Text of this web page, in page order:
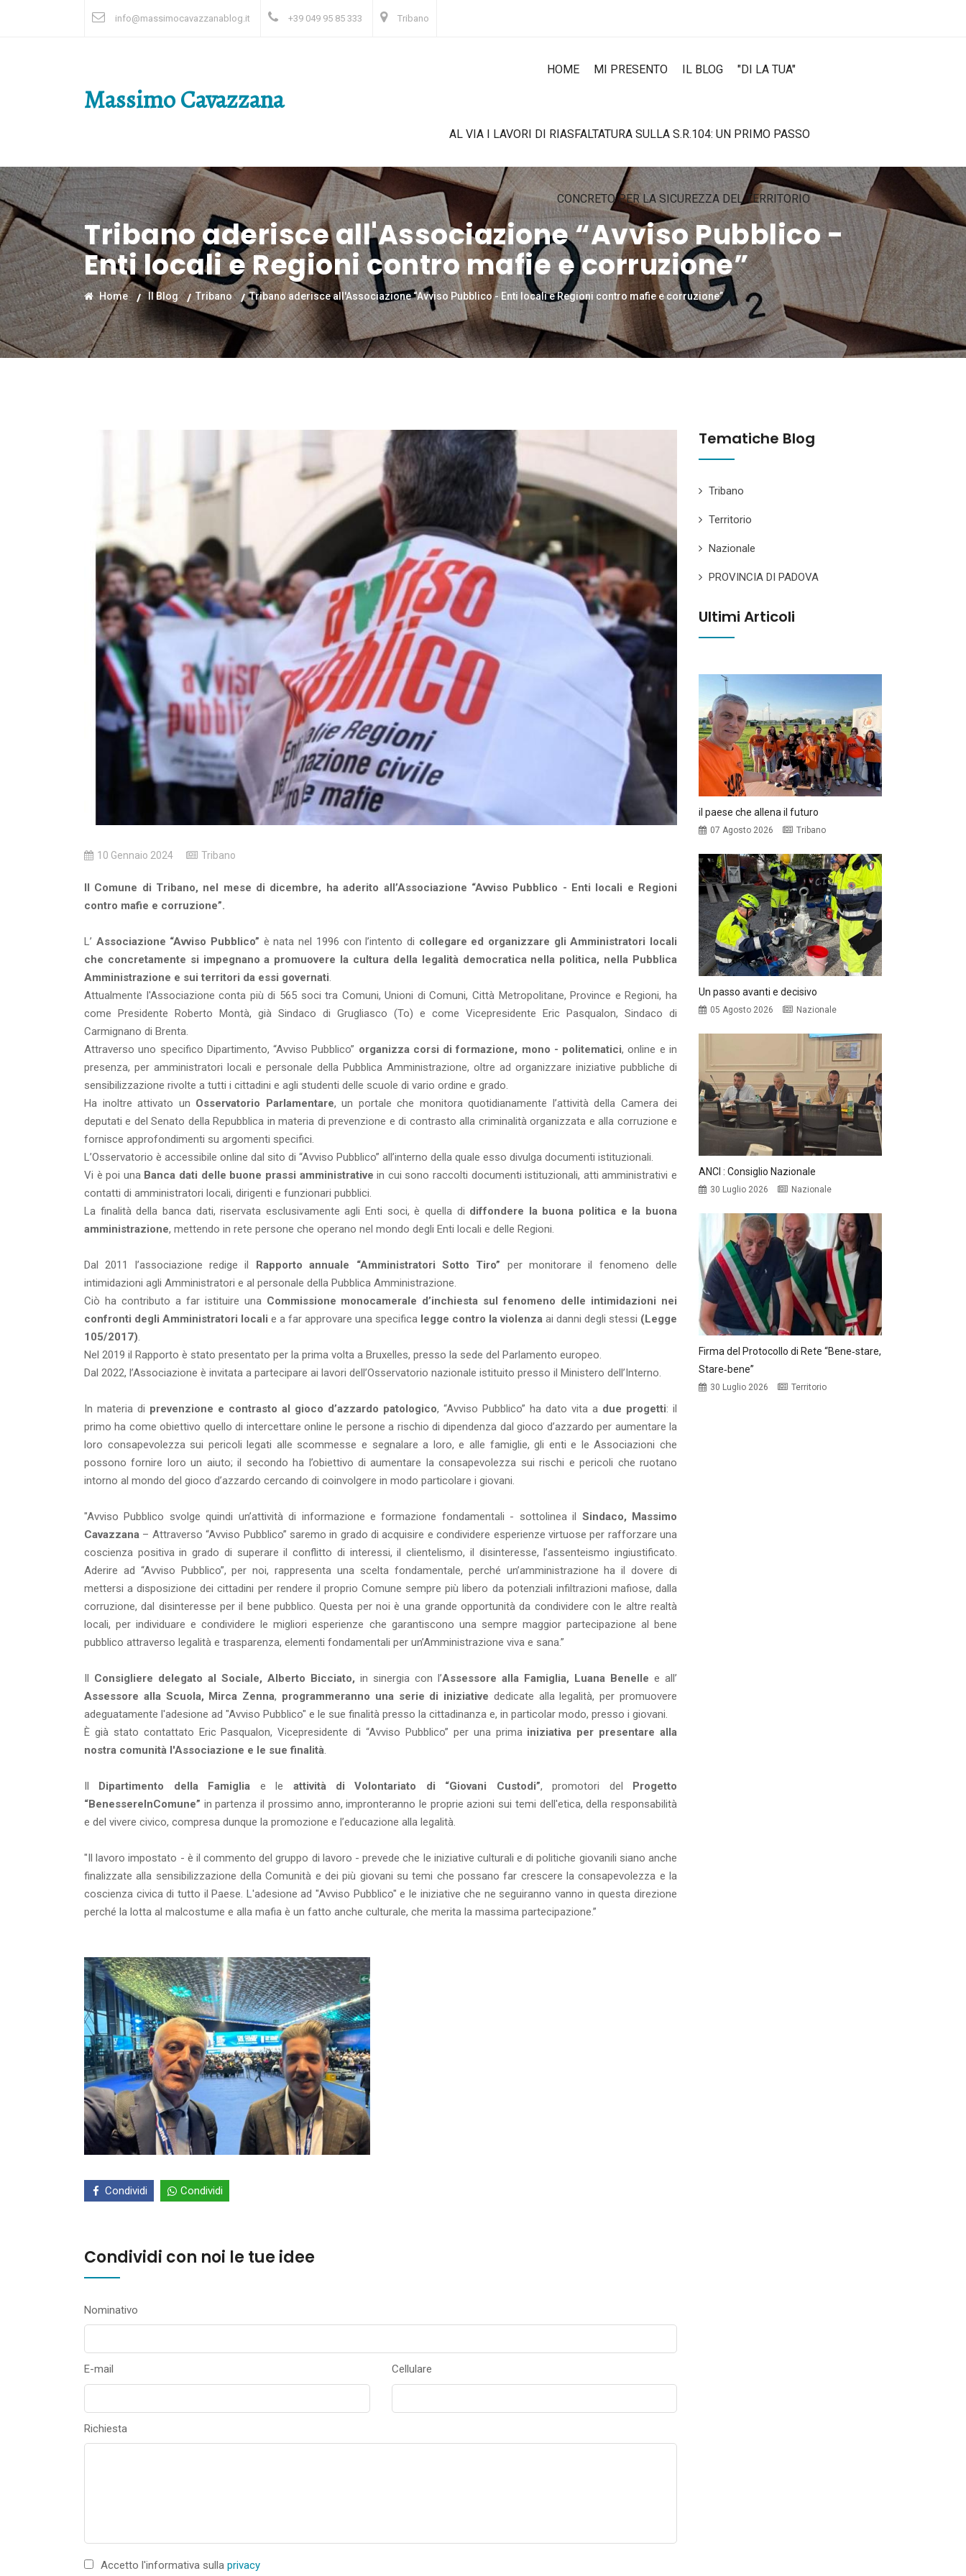
info@massimocavazzanablog.it +39 049 95 85 333 Tribano
Massimo Cavazzana
HOME MI PRESENTO IL BLOG "DI LA TUA"
AL VIA I LAVORI DI RIASFALTATURA SULLA S.R.104: UN PRIMO PASSO
CONCRETO PER LA SICUREZZA DEL TERRITORIO
Tribano aderisce all'Associazione “Avviso Pubblico -
Enti locali e Regioni contro mafie e corruzione”
Home Il Blog Tribano Tribano aderisce all'Associazione “Avviso Pubblico - Enti locali e Regioni contro mafie e corruzione”
10 Gennaio 2024 Tribano
Il Comune di Tribano, nel mese di dicembre, ha aderito all’Associazione “Avviso Pubblico - Enti locali e Regioni
contro mafie e corruzione”.
L’ Associazione “Avviso Pubblico” è nata nel 1996 con l’intento di collegare ed organizzare gli Amministratori locali
che concretamente si impegnano a promuovere la cultura della legalità democratica nella politica, nella Pubblica
Amministrazione e sui territori da essi governati.
Attualmente l'Associazione conta più di 565 soci tra Comuni, Unioni di Comuni, Città Metropolitane, Province e Regioni, ha
come Presidente Roberto Montà, già Sindaco di Grugliasco (To) e come Vicepresidente Eric Pasqualon, Sindaco di
Carmignano di Brenta.
Attraverso uno specifico Dipartimento, “Avviso Pubblico” organizza corsi di formazione, mono - politematici, online e in
presenza, per amministratori locali e personale della Pubblica Amministrazione, oltre ad organizzare iniziative pubbliche di
sensibilizzazione rivolte a tutti i cittadini e agli studenti delle scuole di vario ordine e grado.
Ha inoltre attivato un Osservatorio Parlamentare, un portale che monitora quotidianamente l’attività della Camera dei
deputati e del Senato della Repubblica in materia di prevenzione e di contrasto alla criminalità organizzata e alla corruzione e
fornisce approfondimenti su argomenti specifici.
L’Osservatorio è accessibile online dal sito di “Avviso Pubblico” all’interno della quale esso divulga documenti istituzionali.
Vi è poi una Banca dati delle buone prassi amministrative in cui sono raccolti documenti istituzionali, atti amministrativi e
contatti di amministratori locali, dirigenti e funzionari pubblici.
La finalità della banca dati, riservata esclusivamente agli Enti soci, è quella di diffondere la buona politica e la buona
amministrazione, mettendo in rete persone che operano nel mondo degli Enti locali e delle Regioni.
Dal 2011 l’associazione redige il Rapporto annuale “Amministratori Sotto Tiro” per monitorare il fenomeno delle
intimidazioni agli Amministratori e al personale della Pubblica Amministrazione.
Ciò ha contributo a far istituire una Commissione monocamerale d’inchiesta sul fenomeno delle intimidazioni nei
confronti degli Amministratori locali e a far approvare una specifica legge contro la violenza ai danni degli stessi (Legge
105/2017).
Nel 2019 il Rapporto è stato presentato per la prima volta a Bruxelles, presso la sede del Parlamento europeo.
Dal 2022, l’Associazione è invitata a partecipare ai lavori dell’Osservatorio nazionale istituito presso il Ministero dell’Interno.
In materia di prevenzione e contrasto al gioco d’azzardo patologico, “Avviso Pubblico” ha dato vita a due progetti: il
primo ha come obiettivo quello di intercettare online le persone a rischio di dipendenza dal gioco d’azzardo per aumentare la
loro consapevolezza sui pericoli legati alle scommesse e segnalare a loro, e alle famiglie, gli enti e le Associazioni che
possono fornire loro un aiuto; il secondo ha l’obiettivo di aumentare la consapevolezza sui rischi e pericoli che ruotano
intorno al mondo del gioco d’azzardo cercando di coinvolgere in modo particolare i giovani.
"Avviso Pubblico svolge quindi un’attività di informazione e formazione fondamentali - sottolinea il Sindaco, Massimo
Cavazzana – Attraverso “Avviso Pubblico” saremo in grado di acquisire e condividere esperienze virtuose per rafforzare una
coscienza positiva in grado di superare il conflitto di interessi, il clientelismo, il disinteresse, l’assenteismo ingiustificato.
Aderire ad “Avviso Pubblico”, per noi, rappresenta una scelta fondamentale, perché un’amministrazione ha il dovere di
mettersi a disposizione dei cittadini per rendere il proprio Comune sempre più libero da potenziali infiltrazioni mafiose, dalla
corruzione, dal disinteresse per il bene pubblico. Questa per noi è una grande opportunità da condividere con le altre realtà
locali, per individuare e condividere le migliori esperienze che garantiscono una sempre maggior partecipazione al bene
pubblico attraverso legalità e trasparenza, elementi fondamentali per un’Amministrazione viva e sana.”
Il Consigliere delegato al Sociale, Alberto Bicciato, in sinergia con l’Assessore alla Famiglia, Luana Benelle e all’
Assessore alla Scuola, Mirca Zenna, programmeranno una serie di iniziative dedicate alla legalità, per promuovere
adeguatamente l'adesione ad "Avviso Pubblico" e le sue finalità presso la cittadinanza e, in particolar modo, presso i giovani.
È già stato contattato Eric Pasqualon, Vicepresidente di “Avviso Pubblico” per una prima iniziativa per presentare alla
nostra comunità l'Associazione e le sue finalità.
Il Dipartimento della Famiglia e le attività di Volontariato di “Giovani Custodi”, promotori del Progetto
“BenessereInComune” in partenza il prossimo anno, impronteranno le proprie azioni sui temi dell'etica, della responsabilità
e del vivere civico, compresa dunque la promozione e l’educazione alla legalità.
"Il lavoro impostato - è il commento del gruppo di lavoro - prevede che le iniziative culturali e di politiche giovanili siano anche
finalizzate alla sensibilizzazione della Comunità e dei più giovani su temi che possano far crescere la consapevolezza e la
coscienza civica di tutto il Paese. L'adesione ad "Avviso Pubblico" e le iniziative che ne seguiranno vanno in questa direzione
perché la lotta al malcostume e alla mafia è un fatto anche culturale, che merita la massima partecipazione.”
Condividi Condividi
Condividi con noi le tue idee
Nominativo
E-mail Cellulare
Richiesta
Accetto l'informativa sulla privacy
Tematiche Blog
Tribano
Territorio
Nazionale
PROVINCIA DI PADOVA
Ultimi Articoli
il paese che allena il futuro
07 Agosto 2026 Tribano
Un passo avanti e decisivo
05 Agosto 2026 Nazionale
ANCI : Consiglio Nazionale
30 Luglio 2026 Nazionale
Firma del Protocollo di Rete “Bene‑stare,
Stare‑bene”
30 Luglio 2026 Territorio